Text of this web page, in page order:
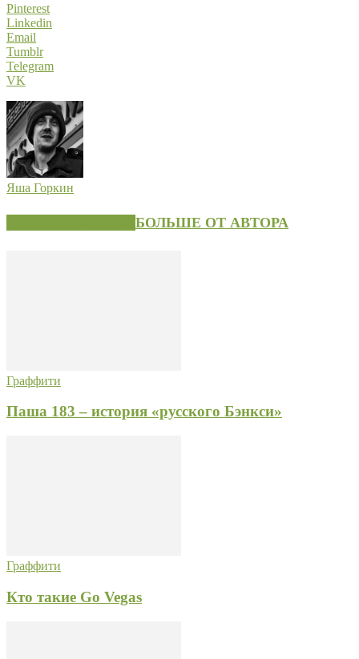
Pinterest
Linkedin
Email
Tumblr
Telegram
VK
Яша Горкин
БОЛЬШЕ ОТ АВТОРА
Граффити
Паша 183 – история «русского Бэнкси»
Граффити
Кто такие Go Vegas